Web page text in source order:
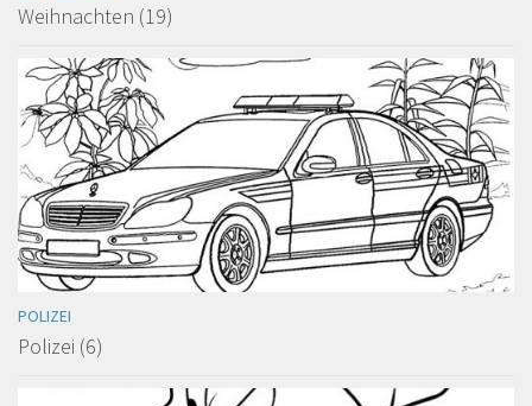
Weihnachten (19)
POLIZEI
Polizei (6)